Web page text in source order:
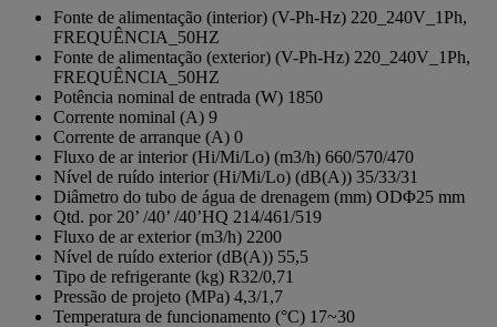
Fonte de alimentação (interior) (V-Ph-Hz) 220_240V_1Ph,
FREQUÊNCIA_50HZ
Fonte de alimentação (exterior) (V-Ph-Hz) 220_240V_1Ph,
FREQUÊNCIA_50HZ
Potência nominal de entrada (W) 1850
Corrente nominal (A) 9
Corrente de arranque (A) 0
Fluxo de ar interior (Hi/Mi/Lo) (m3/h) 660/570/470
Nível de ruído interior (Hi/Mi/Lo) (dB(A)) 35/33/31
Diâmetro do tubo de água de drenagem (mm) ODΦ25 mm
Qtd. por 20’ /40’ /40’HQ 214/461/519
Fluxo de ar exterior (m3/h) 2200
Nível de ruído exterior (dB(A)) 55,5
Tipo de refrigerante (kg) R32/0,71
Pressão de projeto (MPa) 4,3/1,7
Temperatura de funcionamento (°C) 17~30